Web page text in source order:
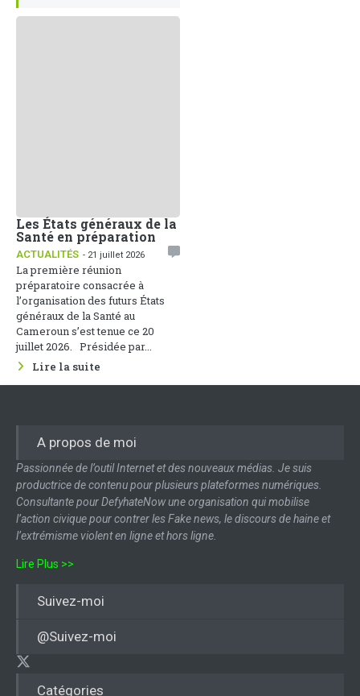
Les États généraux de la
Santé en préparation
ACTUALITÉS - 21 juillet 2026
La première réunion
préparatoire consacrée à
l’organisation des futurs États
généraux de la Santé au
Cameroun s’est tenue ce 20
juillet 2026. Présidée par...
Lire la suite
Catégories
A propos de moi
Passionnée de l’outil Internet et des nouveaux médias. Je suis
productrice de contenu pour plusieurs plateformes numériques.
Consultante pour DefyhateNow une organisation qui mobilise
l’action civique pour contrer les Fake news, le discours de haine et
l’extrémisme violent en ligne et hors ligne.
Lire Plus >>
Suivez-moi
@Suivez-moi